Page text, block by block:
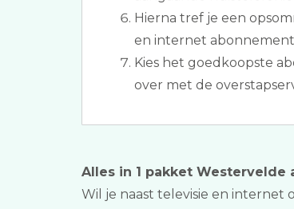
Hierna tref je een
en internet
Kies het goedkoopste
over met de
Alles in 1 pakket Westervelde
Wil je naast televisie en internet